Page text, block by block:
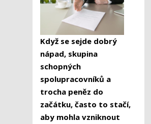
Když se sejde dobrý
nápad, skupina
schopných
spolupracovníků a
trocha peněz do
začátku, často to stačí,
aby mohla vzniknout